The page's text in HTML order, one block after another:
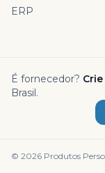
ERP
É fornecedor?
Brasil.
© 2026 Produtos